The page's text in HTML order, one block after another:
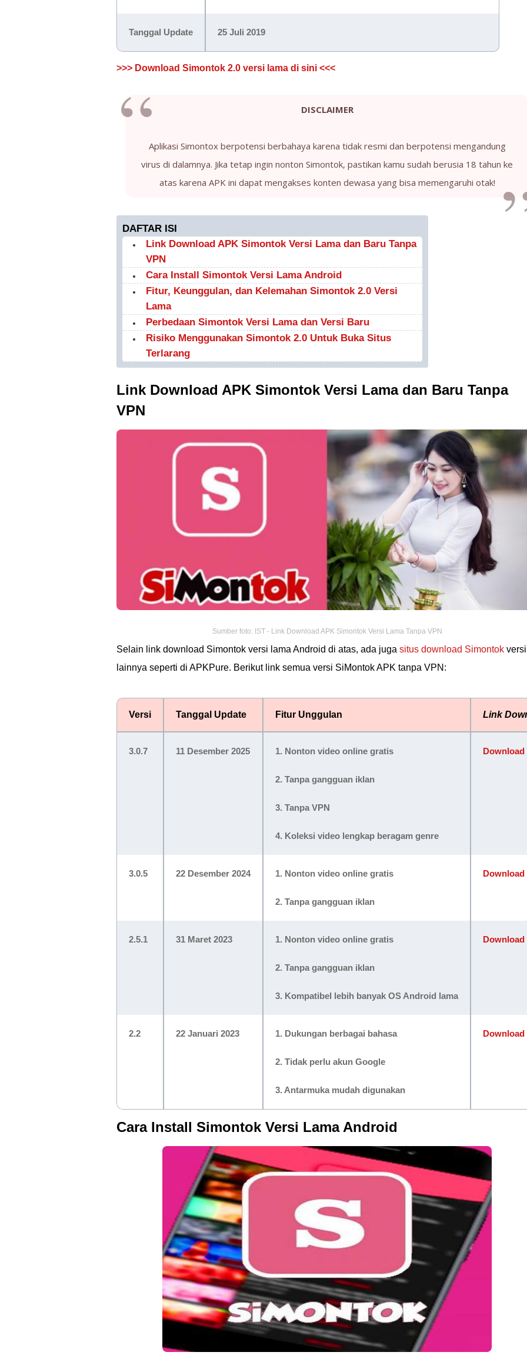
Tanggal Update 25 Juli 2019
>>> Download Simontok 2.0 versi lama di sini <<<
DISCLAIMER
Aplikasi Simontox berpotensi berbahaya karena tidak resmi dan berpotensi mengandung
virus di dalamnya. Jika tetap ingin nonton Simontok, pastikan kamu sudah berusia 18 tahun ke
atas karena APK ini dapat mengakses konten dewasa yang bisa memengaruhi otak!
DAFTAR ISI
Link Download APK Simontok Versi Lama dan Baru Tanpa
VPN
Cara Install Simontok Versi Lama Android
Fitur, Keunggulan, dan Kelemahan Simontok 2.0 Versi
Lama
Perbedaan Simontok Versi Lama dan Versi Baru
Risiko Menggunakan Simontok 2.0 Untuk Buka Situs
Terlarang
Link Download APK Simontok Versi Lama dan Baru Tanpa
VPN
Sumber foto: IST - Link Download APK Simontok Versi Lama Tanpa VPN
Selain link download Simontok versi lama Android di atas, ada juga situs download Simontok versi
lainnya seperti di APKPure. Berikut link semua versi SiMontok APK tanpa VPN:
Versi Tanggal Update Fitur Unggulan Link
3.0.7 11 Desember 2025 1. Nonton video online gratis
2. Tanpa gangguan iklan
3. Tanpa VPN
4. Koleksi video lengkap beragam genre
Download
3.0.5 22 Desember 2024 1. Nonton video online gratis
2. Tanpa gangguan iklan
Download
2.5.1 31 Maret 2023 1. Nonton video online gratis
2. Tanpa gangguan iklan
3. Kompatibel lebih banyak OS Android lama
Download
2.2 22 Januari 2023 1. Dukungan berbagai bahasa
2. Tidak perlu akun Google
3. Antarmuka mudah digunakan
Download
Cara Install Simontok Versi Lama Android